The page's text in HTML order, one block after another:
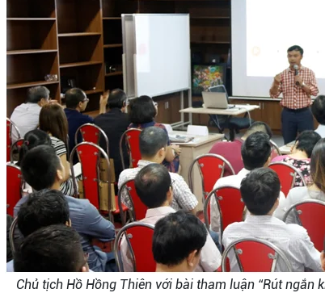
Chủ tịch Hồ Hồng Thiên với bài tham luận “Rút